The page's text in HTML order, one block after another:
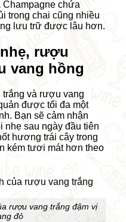
Champagne chứa
trong chai cũng nhiều
lưu trữ được lâu hơn.
rượu
vang hồng
và rượu vang
được tối đa một
Bạn sẽ cảm nhận
sau ngày đầu tiên
hương trái cây trong
kém tươi mát hơn theo
rượu vang trắng đậm vị
đỏ